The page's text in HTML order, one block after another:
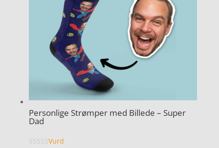
Personlige Strømper med Billede – Super
Dad
Vurd